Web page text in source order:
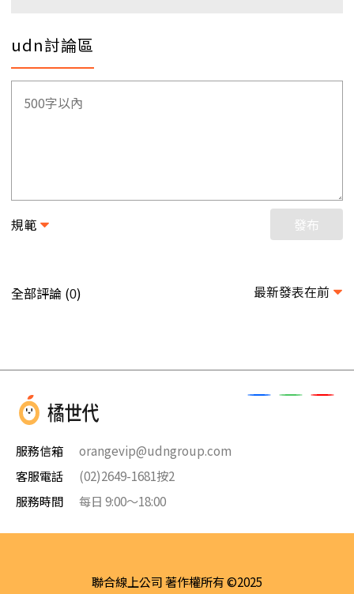
udn討論區
規範 發布
全部評論 (0) 最新發表在前
服務信箱
orangevip@udngroup.com
客服電話
(02)2649-1681按2
服務時間
每日 9:00～18:00
聯合線上公司 著作權所有 ©2025